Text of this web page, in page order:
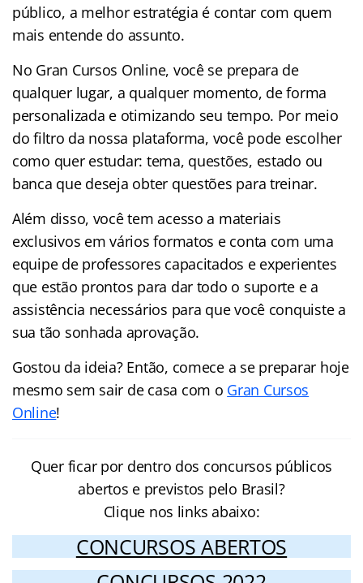
público, a melhor estratégia é contar com quem
mais entende do assunto.
No Gran Cursos Online, você se prepara de
qualquer lugar, a qualquer momento, de forma
personalizada e otimizando seu tempo. Por meio
do filtro da nossa plataforma, você pode escolher
como quer estudar: tema, questões, estado ou
banca que deseja obter questões para treinar.
Além disso, você tem acesso a materiais
exclusivos em vários formatos e conta com uma
equipe de professores capacitados e experientes
que estão prontos para dar todo o suporte e a
assistência necessários para que você conquiste a
sua tão sonhada aprovação.
Gostou da ideia? Então, comece a se preparar hoje
mesmo sem sair de casa com o Gran Cursos
Online!
Quer ficar por dentro dos concursos públicos
abertos e previstos pelo Brasil?
Clique nos links abaixo:
CONCURSOS ABERTOS